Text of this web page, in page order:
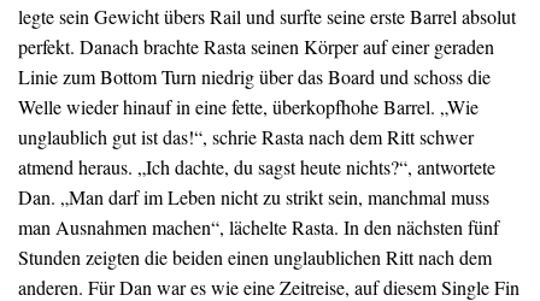
legte sein Gewicht übers Rail und surfte seine erste Barrel absolut
perfekt. Danach brachte Rasta seinen Körper auf einer geraden
Linie zum Bottom Turn niedrig über das Board und schoss die
Welle wieder hinauf in eine fette, überkopfhohe Barrel. „Wie
unglaublich gut ist das!“, schrie Rasta nach dem Ritt schwer
atmend heraus. „Ich dachte, du sagst heute nichts?“, antwortete
Dan. „Man darf im Leben nicht zu strikt sein, manchmal muss
man Ausnahmen machen“, lächelte Rasta. In den nächsten fünf
Stunden zeigten die beiden einen unglaublichen Ritt nach dem
anderen. Für Dan war es wie eine Zeitreise, auf diesem Single Fin